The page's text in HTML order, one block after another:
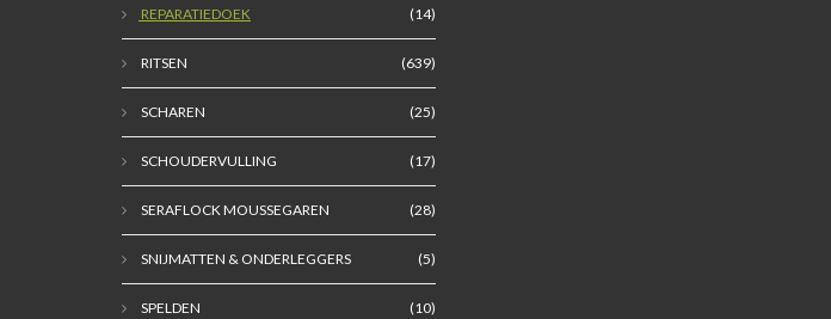
REPARATIEDOEK (14)
RITSEN (639)
SCHAREN (25)
SCHOUDERVULLING (17)
SERAFLOCK MOUSSEGAREN (28)
SNIJMATTEN & ONDERLEGGERS (5)
SPELDEN (10)